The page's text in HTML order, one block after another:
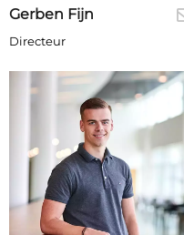
Gerben Fijn
Directeur